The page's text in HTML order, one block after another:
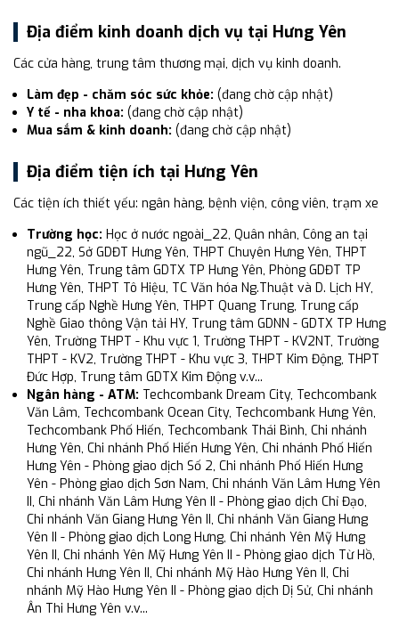
Địa điểm kinh doanh dịch vụ tại Hưng Yên
Các cửa hàng, trung tâm thương mại, dịch vụ kinh doanh.
Làm đẹp - chăm sóc sức khỏe: (đang chờ cập nhật)
Y tế - nha khoa: (đang chờ cập nhật)
Mua sắm & kinh doanh: (đang chờ cập nhật)
Địa điểm tiện ích tại Hưng Yên
Các tiện ích thiết yếu: ngân hàng, bệnh viện, công viên, trạm xe
Trường học: Học ở nước ngoài_22, Quân nhân, Công an tại
ngũ_22, Sở GDĐT Hưng Yên, THPT Chuyên Hưng Yên, THPT
Hưng Yên, Trung tâm GDTX TP Hưng Yên, Phòng GDĐT TP
Hưng Yên, THPT Tô Hiệu, TC Văn hóa Ng.Thuật và D. Lịch HY,
Trung cấp Nghề Hưng Yên, THPT Quang Trung, Trung cấp
Nghề Giao thông Vận tải HY, Trung tâm GDNN - GDTX TP Hưng
Yên, Trường THPT - Khu vực 1, Trường THPT - KV2NT, Trường
THPT - KV2, Trường THPT - Khu vực 3, THPT Kim Động, THPT
Đức Hợp, Trung tâm GDTX Kim Động v.v...
Ngân hàng - ATM: Techcombank Dream City, Techcombank
Văn Lâm, Techcombank Ocean City, Techcombank Hưng Yên,
Techcombank Phố Hiến, Techcombank Thái Bình, Chi nhánh
Hưng Yên, Chi nhánh Phố Hiến Hưng Yên, Chi nhánh Phố Hiến
Hưng Yên - Phòng giao dịch Số 2, Chi nhánh Phố Hiến Hưng
Yên - Phòng giao dịch Sơn Nam, Chi nhánh Văn Lâm Hưng Yên
II, Chi nhánh Văn Lâm Hưng Yên II - Phòng giao dịch Chỉ Đạo,
Chi nhánh Văn Giang Hưng Yên II, Chi nhánh Văn Giang Hưng
Yên II - Phòng giao dịch Long Hưng, Chi nhánh Yên Mỹ Hưng
Yên II, Chi nhánh Yên Mỹ Hưng Yên II - Phòng giao dịch Từ Hồ,
Chi nhánh Hưng Yên II, Chi nhánh Mỹ Hào Hưng Yên II, Chi
nhánh Mỹ Hào Hưng Yên II - Phòng giao dịch Dị Sử, Chi nhánh
Ân Thi Hưng Yên v.v...